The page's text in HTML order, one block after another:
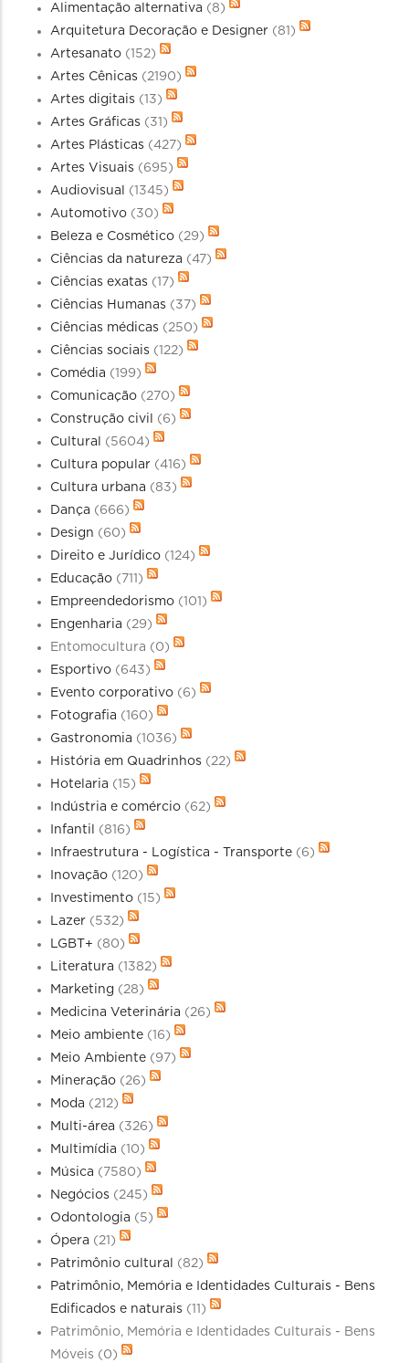
Alimentação alternativa (8)
Arquitetura Decoração e Designer (81)
Artesanato (152)
Artes Cênicas (2190)
Artes digitais (13)
Artes Gráficas (31)
Artes Plásticas (427)
Artes Visuais (695)
Audiovisual
(1345)
Automotivo (30)
Beleza e Cosmético (29)
Ciências da natureza (47)
Ciências exatas (17)
Ciências Humanas (37)
Ciências médicas (250)
Ciências sociais (122)
Comédia (199)
Comunicação (270)
Construção civil
(6)
Cultural
(5604)
Cultura popular (416)
Cultura urbana (83)
Dança (666)
Design (60)
Direito e Jurídico (124)
Educação (711)
Empreendedorismo (101)
Engenharia (29)
Entomocultura (0)
Esportivo (643)
Evento corporativo (6)
Fotografia (160)
Gastronomia (1036)
História em Quadrinhos (22)
Hotelaria (15)
Indústria e comércio (62)
Infantil
(816)
Infraestrutura - Logística - Transporte (6)
Inovação (120)
Investimento (15)
Lazer (532)
LGBT+ (80)
Literatura (1382)
Marketing (28)
Medicina Veterinária (26)
Meio ambiente (16)
Meio Ambiente (97)
Mineração (26)
Moda (212)
Multi-área (326)
Multimídia (10)
Música (7580)
Negócios (245)
Odontologia (5)
Ópera (21)
Patrimônio cultural
(82)
Patrimônio, Memória e Identidades Culturais - Bens
Edificados e naturais (11)
Patrimônio, Memória e Identidades Culturais - Bens
Móveis (0)